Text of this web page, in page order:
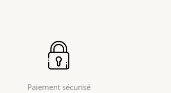
Paiement sécurisé